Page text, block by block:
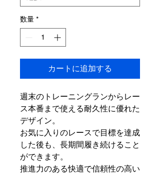
数量 *
カートに追加する
週末のトレーニングランからレー
ス本番まで使える耐久性に優れた
デザイン。
お気に入りのレースで目標を達成
した後も、長期間履き続けること
ができます。
推進力のある快適で信頼性の高い